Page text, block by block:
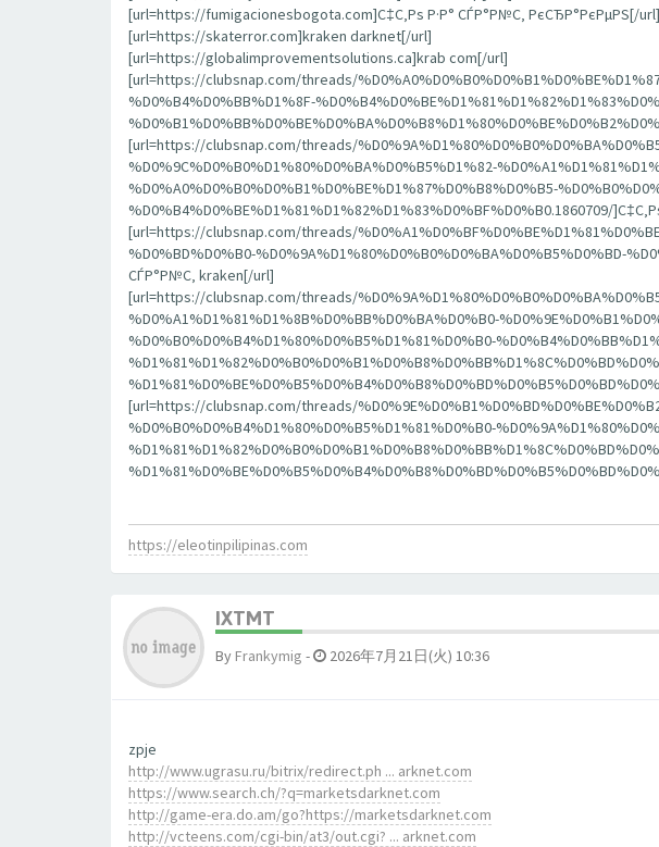
[url=https://fumigacionesbogota.com]С‡С‚Рѕ Р·Р° СЃР°Р№С‚ РєСЂР°РєРµРЅ[/url]
[url=https://skaterror.com]kraken darknet[/url]
[url=https://globalimprovementsolutions.ca]krab com[/url]
[url=https://clubsnap.com/threads/
%D0%B4%D0%BB%D1%8F-
[url=https://clubsnap.com/threads/
%D0%9C%D0%B0%D1%80%D0%BA%D0%B5%D1%82-
%D0%A0%D0%B0%D0%B1%D0%BE%D1%87%D0%B8%D0%B5-
%D0%B4%D0%BE%D1%81%D1%82%D1%83%D0%BF%D0%B0.1860709/
[url=https://clubsnap.com/threads/
%D0%BD%D0%B0-%D0%9A%D1%80%D0%B0%D0%BA%D0%B5%D0%BD-
СЃР°Р№С‚ kraken[/url]
[url=https://clubsnap.com/threads/
%D0%A1%D1%81%D1%8B%D0%BB%D0%BA%D0%B0-
%D0%B0%D0%B4%D1%80%D0%B5%D1%81%D0%B0-
[url=https://clubsnap.com/threads/
%D0%B0%D0%B4%D1%80%D0%B5%D1%81%D0%B0-
https://eleotinpilipinas.com
IXTMT
By Frankymig - 2026年7月21日(火) 10:36
zpje
http://www.ugrasu.ru/bitrix/redirect.ph ... arknet.com
https://www.search.ch/?q=marketsdarknet.com
http://game-era.do.am/go?https://marketsdarknet.com
http://vcteens.com/cgi-bin/at3/out.cgi? ... arknet.com